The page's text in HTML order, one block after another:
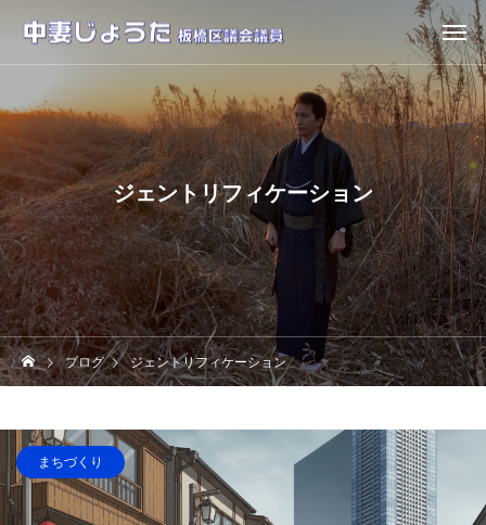
ジェントリフィケーション
ブログ ジェントリフィケーション
まちづくり